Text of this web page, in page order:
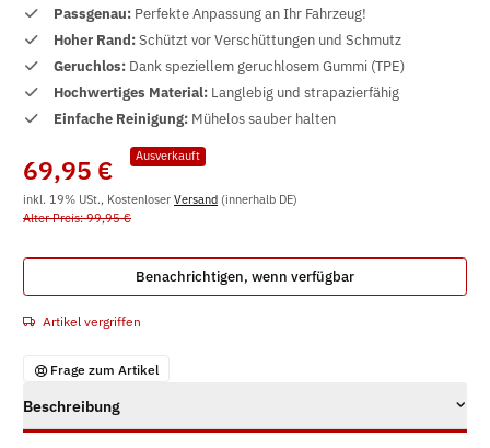
Passgenau: Perfekte Anpassung an Ihr Fahrzeug!
Hoher Rand:Schützt vor Verschüttungen und Schmutz
Geruchlos: Dank speziellem geruchlosem Gummi (TPE)
Hochwertiges Material: Langlebig und strapazierfähig
Einfache Reinigung: Mühelos sauber halten
Ausverkauft
69,95 €
inkl. 19% USt., Kostenloser Versand (innerhalb DE)
Alter Preis: 99,95 €
Benachrichtigen, wenn verfügbar
Artikel vergriffen
Frage zum Artikel
Beschreibung